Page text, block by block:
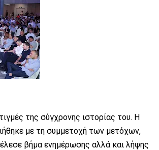
της σύγχρονης ιστορίας του. Η
με τη συμμετοχή των μετόχων,
βήμα ενημέρωσης αλλά και λήψης